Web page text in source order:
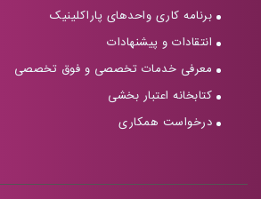
برنامه کاری واحدهای پاراکلینیک
انتقادات و پیشنهادات
معرفی خدمات تخصصی و فوق تخصصی
کتابخانه اعتبار بخشی
درخواست همکاری